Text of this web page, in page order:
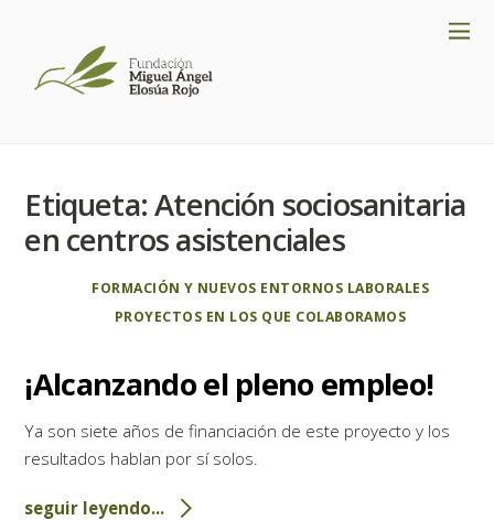
Etiqueta:Atención sociosanitaria
en centros asistenciales
FORMACIÓN Y NUEVOS ENTORNOS LABORALES
PROYECTOS EN LOS QUE COLABORAMOS
¡Alcanzando el pleno empleo!
Ya son siete años de financiación de este proyecto y los
resultados hablan por sí solos.
seguir leyendo...